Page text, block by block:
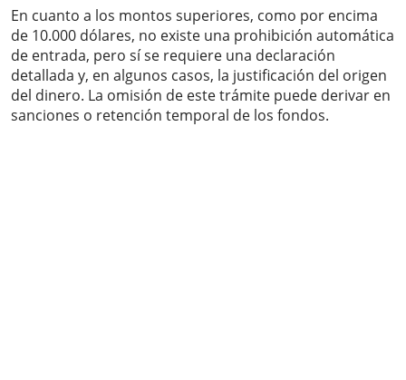
En cuanto a los montos superiores, como por encima
de 10.000 dólares, no existe una prohibición automática
de entrada, pero sí se requiere una declaración
detallada y, en algunos casos, la justificación del origen
del dinero. La omisión de este trámite puede derivar en
sanciones o retención temporal de los fondos.